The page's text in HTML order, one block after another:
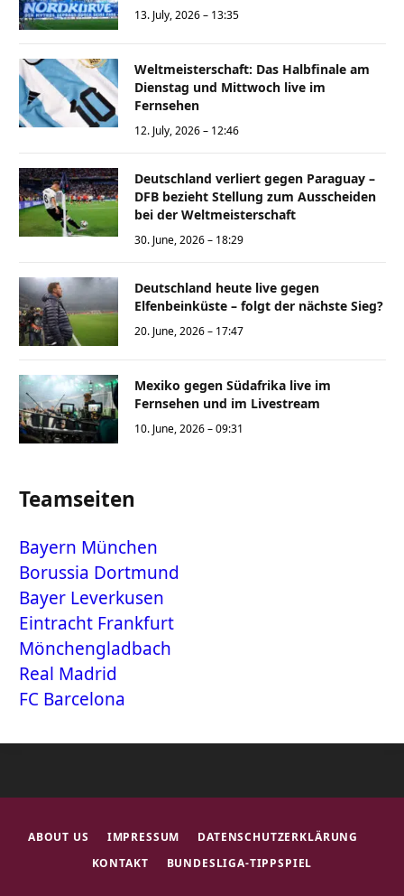
13. July, 2026 – 13:35
Weltmeisterschaft: Das Halbfinale am
Dienstag und Mittwoch live im
Fernsehen
12. July, 2026 – 12:46
Deutschland verliert gegen Paraguay –
DFB bezieht Stellung zum Ausscheiden
bei der Weltmeisterschaft
30. June, 2026 – 18:29
Deutschland heute live gegen
Elfenbeinküste – folgt der nächste Sieg?
20. June, 2026 – 17:47
Mexiko gegen Südafrika live im
Fernsehen und im Livestream
10. June, 2026 – 09:31
Teamseiten
Bayern München
Borussia Dortmund
Bayer Leverkusen
Eintracht Frankfurt
Mönchengladbach
Real Madrid
FC Barcelona
ABOUT US IMPRESSUM
DATENSCHUTZERKLÄRUNG
KONTAKT
BUNDESLIGA-TIPPSPIEL